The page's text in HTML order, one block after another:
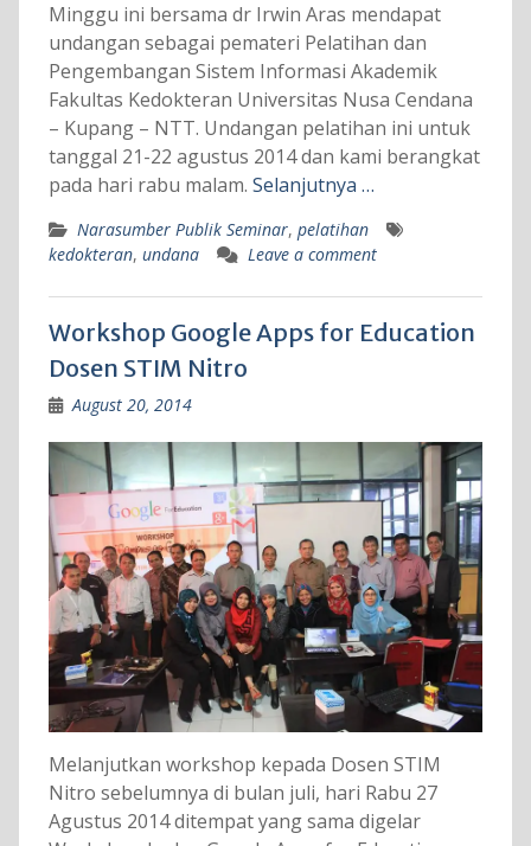
Minggu ini bersama dr Irwin Aras mendapat
undangan sebagai pemateri Pelatihan dan
Pengembangan Sistem Informasi Akademik
Fakultas Kedokteran Universitas Nusa Cendana
– Kupang – NTT. Undangan pelatihan ini untuk
tanggal 21-22 agustus 2014 dan kami berangkat
pada hari rabu malam. Selanjutnya …
Narasumber Publik Seminar, pelatihan
kedokteran, undana Leave a comment
Workshop Google Apps for Education
Dosen STIM Nitro
August 20, 2014
Melanjutkan workshop kepada Dosen STIM
Nitro sebelumnya di bulan juli, hari Rabu 27
Agustus 2014 ditempat yang sama digelar